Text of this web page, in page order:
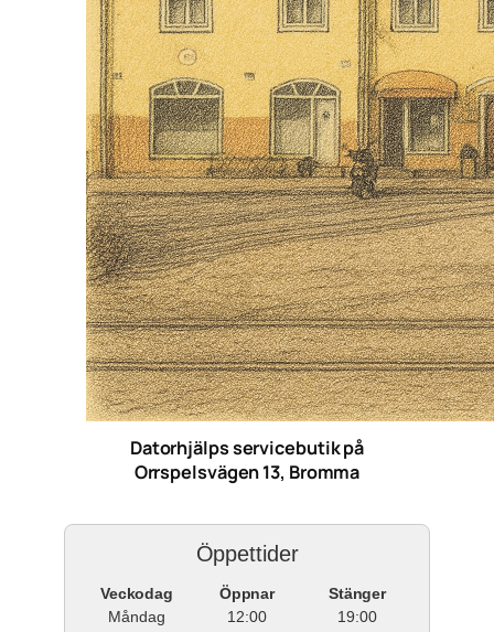
Datorhjälps servicebutik på
Orrspelsvägen 13, Bromma
Öppettider
Veckodag Öppnar
Stänger
Måndag
12:00
19:00